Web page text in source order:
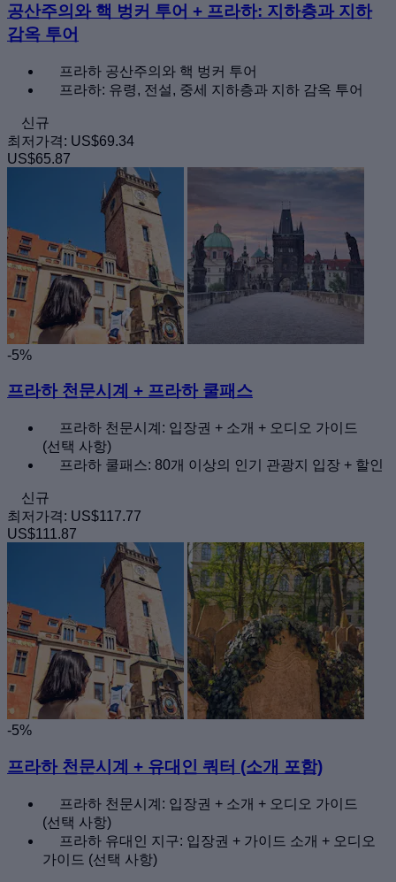
공산주의와 핵 벙커 투어 + 프라하: 지하층과 지하
감옥 투어
프라하 공산주의와 핵 벙커 투어
프라하: 유령, 전설, 중세 지하층과 지하 감옥 투어
신규
최저가격: US$69.34
US$65.87
-5%
프라하 천문시계 + 프라하 쿨패스
프라하 천문시계: 입장권 + 소개 + 오디오 가이드
(선택 사항)
프라하 쿨패스: 80개 이상의 인기 관광지 입장 + 할인
신규
최저가격: US$117.77
US$111.87
-5%
프라하 천문시계 + 유대인 쿼터 (소개 포함)
프라하 천문시계: 입장권 + 소개 + 오디오 가이드
(선택 사항)
프라하 유대인 지구: 입장권 + 가이드 소개 + 오디오
가이드 (선택 사항)